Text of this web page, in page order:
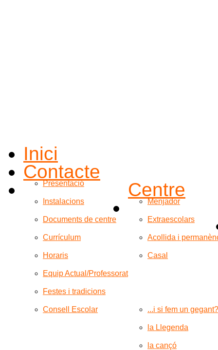
Inici
Contacte
Centre
Presentació
Instalacions
Documents de centre
Currículum
Horaris
Equip Actual/Professorat
Festes i tradicions
Consell Escolar
Menjador
Extraescolars
Acollida i
Casal
...i si fem un gegant?
la Llegenda
la cançó